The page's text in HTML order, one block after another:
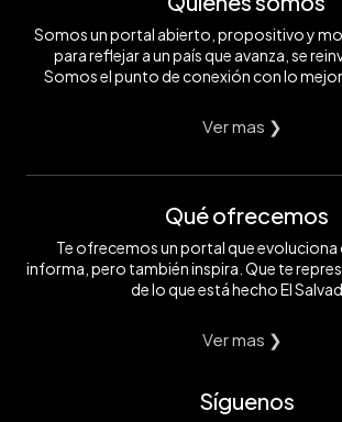
Somos un portal abierto, propositivo y
para reflejar a un país que avanza, se
Somos el punto de conexión con lo mejor
Ver mas ❯
Qué ofrecemos
Te ofrecemos un portal que
informa, pero también inspira. Que te
de lo que está hecho El
Ver mas ❯
Síguenos